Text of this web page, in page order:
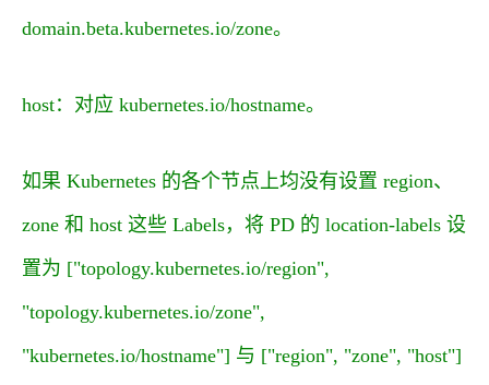
domain.beta.kubernetes.io/zone。
host：对应 kubernetes.io/hostname。
如果 Kubernetes 的各个节点上均没有设置 region、
zone 和 host 这些 Labels，将 PD 的 location-labels 设
置为 ["topology.kubernetes.io/region",
"topology.kubernetes.io/zone",
"kubernetes.io/hostname"] 与 ["region", "zone", "host"]